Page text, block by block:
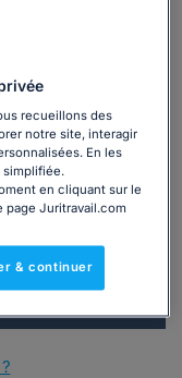
par
du lundi au
recueillons des
notre site, interagir
En les
simplifiée.
en cliquant sur le
page Juritravail.com
& continuer